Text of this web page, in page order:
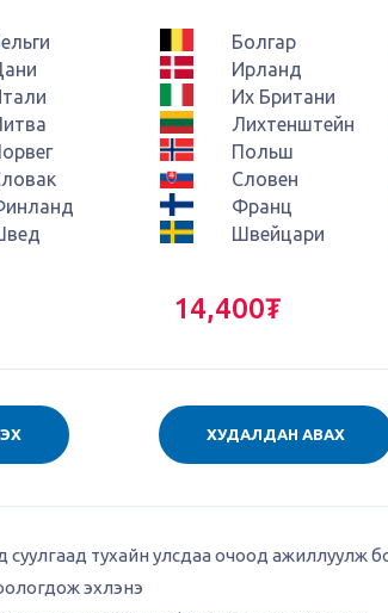
Болгар
Ирланд
Их Британи
Лихтенштейн
Польш
Словен
Франц
Швейцари
14,400₮
ХУДАЛДАН АВАХ
тухайн улсдаа очоод ажиллуулж
эхлэнэ